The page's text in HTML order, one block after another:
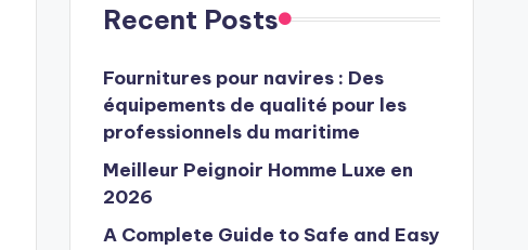
Recent Posts
Fournitures pour navires : Des
équipements de qualité pour les
professionnels du maritime
Meilleur Peignoir Homme Luxe en
2026
A Complete Guide to Safe and Easy